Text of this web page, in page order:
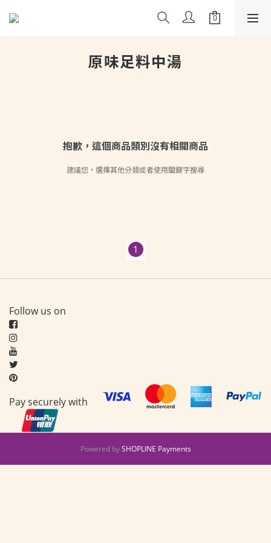
原味足料中湯
抱歉，這個商品類別沒有相關商品
建議您，選擇其他分類或者使用關鍵字搜尋
1
Follow us on
Pay securely with
Powered bySHOPLINE Payments